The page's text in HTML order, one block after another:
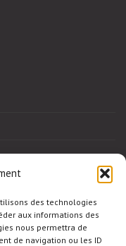
des technologies
aux informations des
nous permettra de
de navigation ou les ID